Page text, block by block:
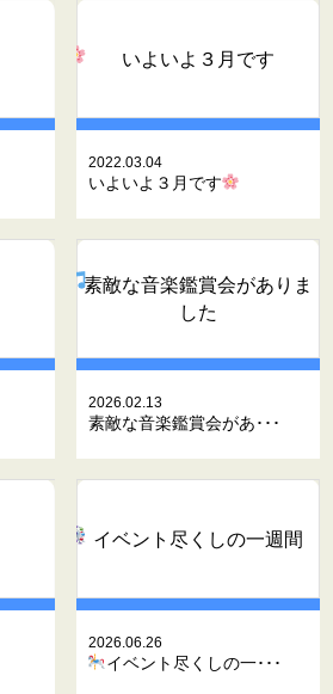
いよいよ３月です
2022.03.04
いよいよ３月です
素敵な音楽鑑賞会がありま
した
2026.02.13
素敵な音楽鑑賞会があ･･･
イベント尽くしの一週間
2026.06.26
イベント尽くしの一･･･